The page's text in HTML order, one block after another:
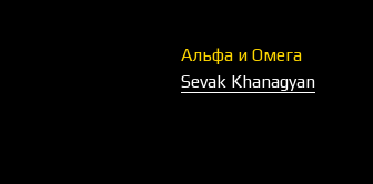
Альфа и Омега
Sevak Khanagyan